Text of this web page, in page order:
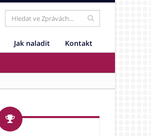
Jak naladit Kontakt